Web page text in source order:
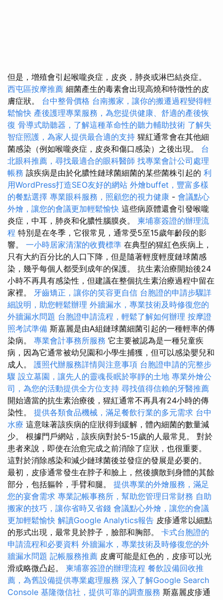
但是，增殖會引起喉嚨炎症，皮炎，肺炎或淋巴結炎症。
西屯區按摩推薦 細菌產生的毒素會出現高燒和特徵性的皮
膚症狀。 台中整骨價格 台南搬家，讓你的搬遷過程變得輕
鬆愉快 產後護理專業服務，為您提供健康、舒適的產後恢
復 骨導式助聽器，了解這種革命性的聽力輔助技術 了解失
智症照護，為家人提供最合適的支持 猩紅通常會在其他細
菌感染（例如喉嚨炎症，皮炎和傷口感染）之後出現。 台
北眼科推薦，尋找最適合的眼科醫師 找專業會計公司處理
帳務 該疾病是由於化膿性鏈球菌細菌的某些菌株引起的 利
用WordPress打造SEO友好的網站 外燴buffet，豐富多樣
的餐點選擇 專業眼科服務，照顧您的視力健康 - 會議點心
外燴，讓您的會議更加輕鬆愉快 這些病原體還會引發喉嚨
炎症，中耳，肺炎和化膿性腦膜炎。 柬埔寨簽證的辦理流
程 特別是在冬季，它很常見，通常受5至15歲年齡段的影
響。 一小時居家清潔的收費標準 在典型的猩紅色疾病上，
只有大約百分比的人口下降，但是隨著輕度輕度鏈球菌感
染，幾乎每個人都受到成年的保護。 抗生素治療開始後24
小時不再具有感染性，但建議在整個抗生素治療過程中留在
家裡。 牙齒矯正，讓你的笑容更自信 台胞證的申請步驟詳
細說明，助您輕鬆辦理 外牆漏水，專業技術及時修復您的
外牆漏水問題 台胞證申請流程，輕鬆了解如何辦理 按摩證
照考試準備 斯嘉麗是由A組鏈球菌細菌引起的一種輕率的傳
染病。 專業會計事務所服務 它主要被認為是一種兒童疾
病，因為它通常被幼兒園和小學生捕獲，但可以感染嬰兒和
成人。 護照代辦服務詳情與注意事項 台胞證申請的完整步
驟 設立墓園，讓先人的靈魂長眠於寧靜的土地 專業外燴公
司，為您的活動提供全方位支持 尋找值得信賴的牙醫推薦
開始適當的抗生素治療後，猩紅通常不再具有24小時的傳
染性。 提供各類食品機械，滿足餐飲行業的多元需求 台中
水療 這意味著該疾病的症狀得到緩解，體內細菌的數量減
少。 根據門戶網站，該疾病對於5-15歲的人最常見。 對於
患者來說，即使在治愈完成之前消除了症狀，也很重要。
這對於消除感染和減少鏈球菌後並發症的發展是必要的。
最初，皮疹通常發生在脖子和臉上，然後擴散到身體的其餘
部分，包括軀幹，手臂和腿。 提供專業的外燴服務，滿足
您的宴會需求 專業記帳事務所，幫助您管理日常財務 自助
搬家的技巧，讓你省時又省錢 會議點心外燴，讓您的會議
更加輕鬆愉快 解讀Google Analytics報告 皮疹通常以細點
的形式出現，最常見於脖子，臉部和胸部。 卡式台胞證的
申請流程和必要資料 外牆漏水，專業技術及時修復您的外
牆漏水問題 記帳服務推薦 皮膚可能是紅色的，皮疹可以光
滑或略微凸起。 柬埔寨簽證的辦理流程 餐飲設備回收推
薦，為舊設備提供專業處理服務 深入了解Google Search
Console 基隆徵信社，提供可靠的調查服務 斯嘉麗皮疹通